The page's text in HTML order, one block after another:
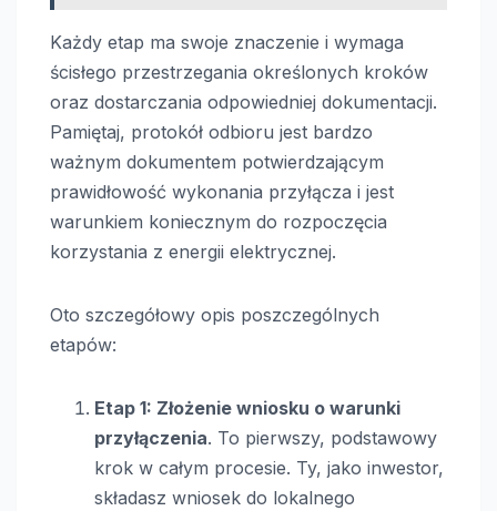
Każdy etap ma swoje znaczenie i wymaga
ścisłego przestrzegania określonych kroków
oraz dostarczania odpowiedniej dokumentacji.
Pamiętaj, protokół odbioru jest bardzo
ważnym dokumentem potwierdzającym
prawidłowość wykonania przyłącza i jest
warunkiem koniecznym do rozpoczęcia
korzystania z energii elektrycznej.
Oto szczegółowy opis poszczególnych
etapów:
Etap 1: Złożenie wniosku o warunki
przyłączenia. To pierwszy, podstawowy
krok w całym procesie. Ty, jako inwestor,
składasz wniosek do lokalnego